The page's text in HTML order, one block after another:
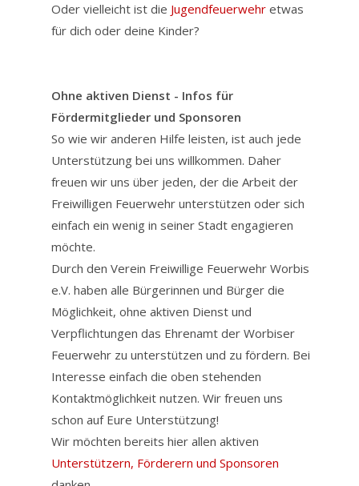
Oder vielleicht ist die Jugendfeuerwehretwas
für dich oder deine Kinder?
Ohne aktiven Dienst - Infos für
Fördermitglieder und Sponsoren
So wie wir anderen Hilfe leisten, ist auch jede
Unterstützung bei uns willkommen. Daher
freuen wir uns über jeden, der die Arbeit der
Freiwilligen Feuerwehr unterstützen oder sich
einfach ein wenig in seiner Stadt engagieren
möchte.
Durch den Verein Freiwillige Feuerwehr Worbis
e.V. haben alle Bürgerinnen und Bürger die
Möglichkeit, ohne aktiven Dienst und
Verpflichtungen das Ehrenamt der Worbiser
Feuerwehr zu unterstützen und zu fördern. Bei
Interesse einfach die oben stehenden
Kontaktmöglichkeit nutzen. Wir freuen uns
schon auf Eure Unterstützung!
Wir möchten bereits hier allen aktiven
Unterstützern, Förderern und Sponsoren